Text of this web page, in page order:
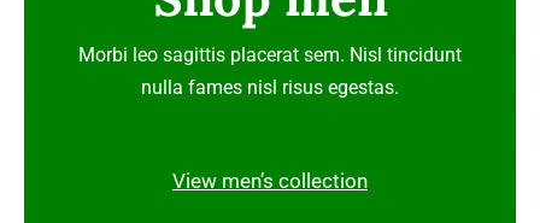
Morbi leo sagittis placerat sem. Nisl tincidunt
nulla fames nisl risus egestas.
View men’s collection